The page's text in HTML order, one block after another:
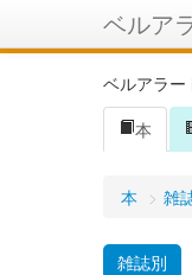
ベルア
ベルアラー
本
本 > 雑
雑誌別